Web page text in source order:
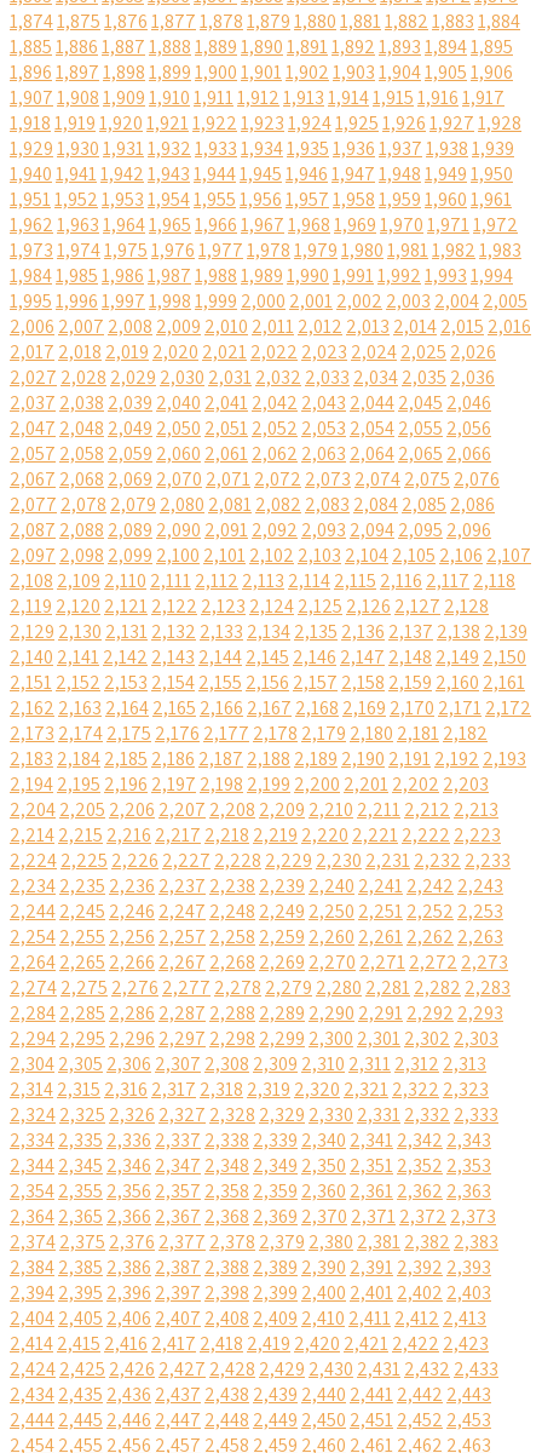
1,8741,8751,8761,8771,8781,8791,8801,8811,8821,8831,884
1,8851,8861,8871,8881,8891,8901,8911,8921,8931,8941,895
1,8961,8971,8981,8991,9001,9011,9021,9031,9041,9051,906
1,9071,9081,9091,9101,9111,9121,9131,9141,9151,9161,917
1,9181,9191,9201,9211,9221,9231,9241,9251,9261,9271,928
1,9291,9301,9311,9321,9331,9341,9351,9361,9371,9381,939
1,9401,9411,9421,9431,9441,9451,9461,9471,9481,9491,950
1,9511,9521,9531,9541,9551,9561,9571,9581,9591,9601,961
1,9621,9631,9641,9651,9661,9671,9681,9691,9701,9711,972
1,9731,9741,9751,9761,9771,9781,9791,9801,9811,9821,983
1,9841,9851,9861,9871,9881,9891,9901,9911,9921,9931,994
1,9951,9961,9971,9981,999 2,000 2,0012,002 2,003 2,0042,005
2,006 2,007 2,008 2,009 2,010 2,0112,012 2,013 2,0142,015 2,016
2,017 2,018 2,019 2,020 2,0212,022 2,023 2,0242,025 2,026
2,027 2,028 2,029 2,030 2,0312,032 2,033 2,0342,035 2,036
2,037 2,038 2,039 2,040 2,0412,042 2,043 2,0442,045 2,046
2,047 2,048 2,049 2,050 2,0512,052 2,053 2,0542,055 2,056
2,057 2,058 2,059 2,060 2,0612,062 2,063 2,0642,065 2,066
2,067 2,068 2,069 2,070 2,0712,072 2,073 2,0742,075 2,076
2,077 2,078 2,079 2,080 2,0812,082 2,083 2,0842,085 2,086
2,087 2,088 2,089 2,090 2,0912,092 2,093 2,0942,095 2,096
2,097 2,098 2,099 2,100 2,1012,102 2,103 2,1042,105 2,106 2,107
2,108 2,109 2,110 2,1112,112 2,113 2,1142,115 2,116 2,117 2,118
2,119 2,120 2,1212,122 2,123 2,1242,125 2,126 2,127 2,128
2,129 2,130 2,1312,132 2,133 2,1342,135 2,136 2,137 2,138 2,139
2,140 2,1412,142 2,143 2,1442,145 2,146 2,147 2,148 2,149 2,150
2,1512,152 2,153 2,1542,155 2,156 2,157 2,158 2,159 2,160 2,161
2,162 2,163 2,1642,165 2,166 2,167 2,168 2,169 2,170 2,1712,172
2,173 2,1742,175 2,176 2,177 2,178 2,179 2,180 2,1812,182
2,183 2,1842,185 2,186 2,187 2,188 2,189 2,190 2,1912,192 2,193
2,1942,195 2,196 2,197 2,198 2,199 2,200 2,2012,202 2,203
2,2042,205 2,206 2,207 2,208 2,209 2,210 2,2112,212 2,213
2,2142,215 2,216 2,217 2,218 2,219 2,220 2,2212,222 2,223
2,2242,225 2,226 2,227 2,228 2,229 2,230 2,2312,232 2,233
2,2342,235 2,236 2,237 2,238 2,239 2,240 2,2412,242 2,243
2,2442,245 2,246 2,247 2,248 2,249 2,250 2,2512,252 2,253
2,2542,255 2,256 2,257 2,258 2,259 2,260 2,2612,262 2,263
2,2642,265 2,266 2,267 2,268 2,269 2,270 2,2712,272 2,273
2,2742,275 2,276 2,277 2,278 2,279 2,280 2,2812,282 2,283
2,2842,285 2,286 2,287 2,288 2,289 2,290 2,2912,292 2,293
2,2942,295 2,296 2,297 2,298 2,299 2,300 2,3012,302 2,303
2,3042,305 2,306 2,307 2,308 2,309 2,310 2,3112,312 2,313
2,3142,315 2,316 2,317 2,318 2,319 2,320 2,3212,322 2,323
2,3242,325 2,326 2,327 2,328 2,329 2,330 2,3312,332 2,333
2,3342,335 2,336 2,337 2,338 2,339 2,340 2,3412,342 2,343
2,3442,345 2,346 2,347 2,348 2,349 2,350 2,3512,352 2,353
2,3542,355 2,356 2,357 2,358 2,359 2,360 2,3612,362 2,363
2,3642,365 2,366 2,367 2,368 2,369 2,370 2,3712,372 2,373
2,3742,375 2,376 2,377 2,378 2,379 2,380 2,3812,382 2,383
2,3842,385 2,386 2,387 2,388 2,389 2,390 2,3912,392 2,393
2,3942,395 2,396 2,397 2,398 2,399 2,400 2,4012,402 2,403
2,4042,405 2,406 2,407 2,408 2,409 2,410 2,4112,412 2,413
2,4142,415 2,416 2,417 2,418 2,419 2,420 2,4212,422 2,423
2,4242,425 2,426 2,427 2,428 2,429 2,430 2,4312,432 2,433
2,4342,435 2,436 2,437 2,438 2,439 2,440 2,4412,442 2,443
2,4442,445 2,446 2,447 2,448 2,449 2,450 2,4512,452 2,453
2,4542,455 2,456 2,457 2,458 2,459 2,460 2,4612,462 2,463